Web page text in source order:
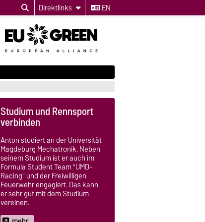
Direktlinks EN
Studium und Rennsport
verbinden
Anton studiert an der Universität
Magdeburg Mechatronik. Neben
seinem Studium ist er auch im
Formula Student Team "UMD-
Racing" und der Freiwilligen
Feuerwehr engagiert. Das kann
er sehr gut mit dem Studium
vereinen.